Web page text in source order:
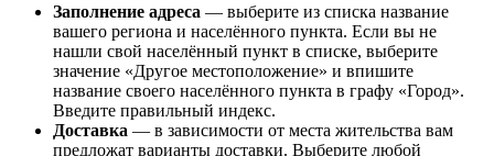
Заполнение адреса — выберите из списка название
вашего региона и населённого пункта. Если вы не
нашли свой населённый пункт в списке, выберите
значение «Другое местоположение» и впишите
название своего населённого пункта в графу «Город».
Введите правильный индекс.
Доставка — в зависимости от места жительства вам
предложат варианты доставки. Выберите любой